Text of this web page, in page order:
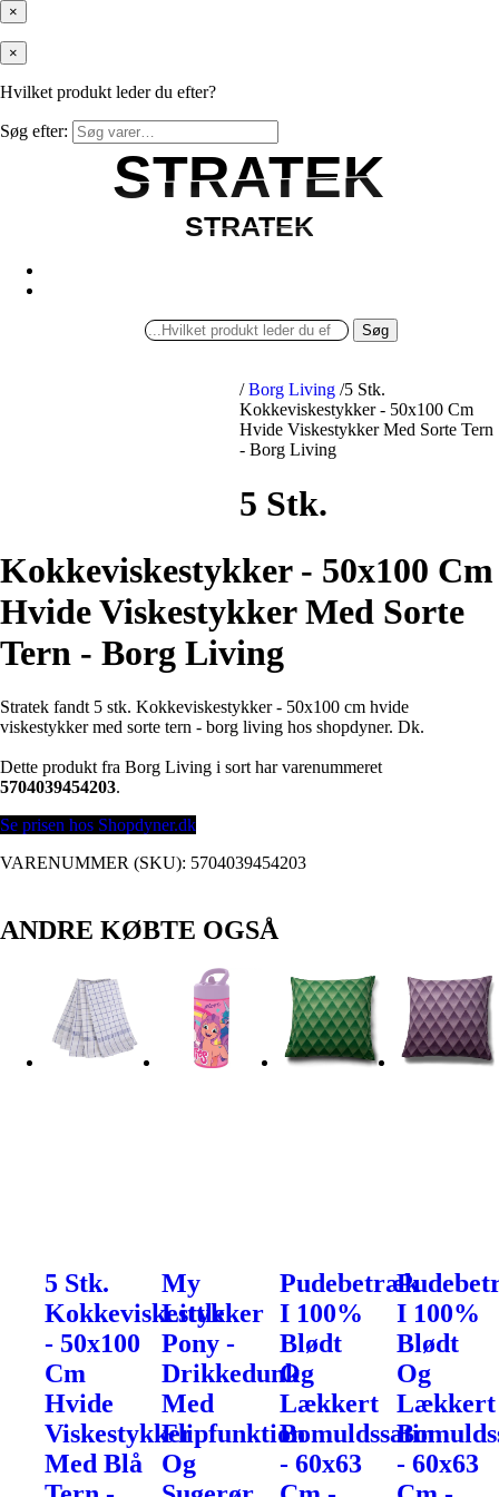
×
×
Hvilket produkt leder du efter?
Søg efter:
STRATEK
STRATEK
STRATEK
STRATEK
Søg
/ Borg Living /5 Stk.
Kokkeviskestykker - 50x100 Cm
Hvide Viskestykker Med Sorte Tern
- Borg Living
5 Stk.
Kokkeviskestykker - 50x100 Cm
Hvide Viskestykker Med Sorte
Tern - Borg Living
Stratek fandt 5 stk. Kokkeviskestykker - 50x100 cm hvide
viskestykker med sorte tern - borg living hos shopdyner. Dk.
Dette produkt fra Borg Living i sort har varenummeret
5704039454203.
Se prisen hos Shopdyner.dk
VARENUMMER (SKU): 5704039454203
ANDRE KØBTE OGSÅ
5 Stk.
Kokkeviskestykker
- 50x100
Cm
Hvide
Viskestykker
Med Blå
My
Little
Pony -
Drikkedunk
Med
Flipfunktion
Og
Pudebetræk
I 100%
Blødt
Og
Lækkert
Bomuldssatin
- 60x63
I 100%
Blødt
Og
Lækkert
- 60x63